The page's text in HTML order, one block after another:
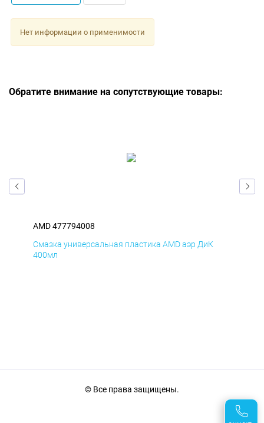
Нет информации о применимости
Обратите внимание на сопутствующие товары:
AMD 477794008
Смазка универсальная пластика AMD аэр ДиК
400мл
© Все права защищены.